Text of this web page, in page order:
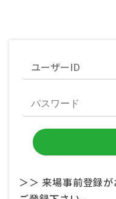
＞＞ 来場事前登録